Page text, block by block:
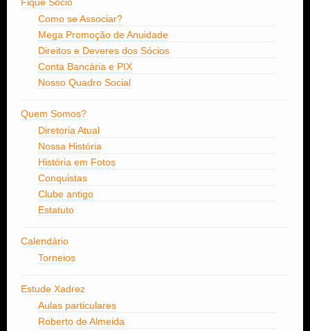
Como se Associar?
Mega Promoção de Anuidade
Direitos e Deveres dos Sócios
Conta Bancária e PIX
Nosso Quadro Social
Quem Somos?
Diretoria Atual
Nossa História
História em Fotos
Conquistas
Clube antigo
Estatuto
Calendário
Torneios
Estude Xadrez
Aulas particulares
Roberto de Almeida